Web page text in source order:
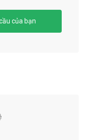
của bạn